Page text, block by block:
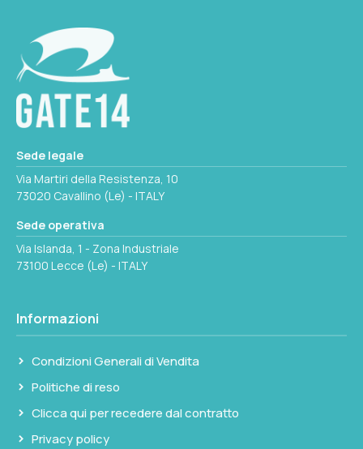
PESO_GRAMMI
550
Sede legale
Via Martiri della Resistenza, 10
73020 Cavallino (Le) - ITALY
Sede operativa
Via Islanda, 1 - Zona Industriale
73100 Lecce (Le) - ITALY
Informazioni
Condizioni Generali di Vendita
Politiche di reso
Clicca qui per recedere dal contratto
Privacy policy